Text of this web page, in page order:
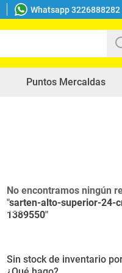
Whatsapp 3226888282
Puntos Mercaldas
No encontramos ningún
"sarten-alto-superior-24-
1389550"
Sin stock de inventario